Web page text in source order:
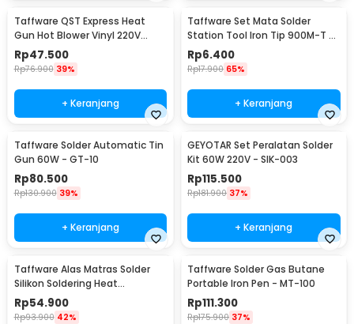
Taffware QST Express Heat
Gun Hot Blower Vinyl 220V
300W - QST-220
Rp47.500
Rp76.900 39%
+ Keranjang
Taffware Set Mata Solder
Station Tool Iron Tip 900M-T 5
PCS - BI5044
Rp6.400
Rp17.900 65%
+ Keranjang
Taffware Solder Automatic Tin
Gun 60W - GT-10
Rp80.500
Rp130.900 39%
+ Keranjang
GEYOTAR Set Peralatan Solder
Kit 60W 220V - SIK-003
Rp115.500
Rp181.900 37%
+ Keranjang
Taffware Alas Matras Solder
Silikon Soldering Heat
Resistant 450x300mm - S-160
Rp54.900
Rp93.900 42%
Taffware Solder Gas Butane
Portable Iron Pen - MT-100
Rp111.300
Rp175.900 37%